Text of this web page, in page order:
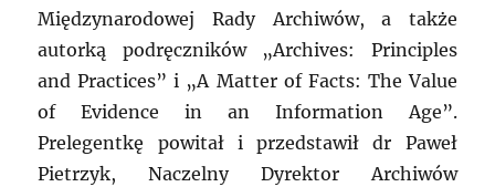
Międzynarodowej Rady Archiwów, a także
autorką podręczników „Archives: Principles
and Practices” i „A Matter of Facts: The Value
of Evidence in an Information Age”.
Prelegentkę powitał i przedstawił dr Paweł
Pietrzyk, Naczelny Dyrektor Archiwów